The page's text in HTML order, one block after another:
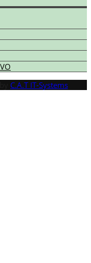
C.A.T IT-Systems